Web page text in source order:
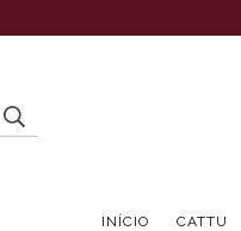
INÍCIO CATTU